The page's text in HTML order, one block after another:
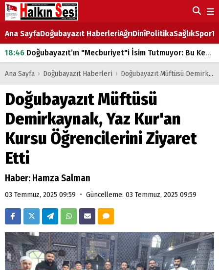
Ana SayfaDoğubayazıt HaberleriAğrıDinîPolitikaSağlıkSpor
18:46 Doğubayazıt’ın "Mecburiyet"i İsim Tutmuyor: Bu Kez de Mem u Zîn Oldu!
07:53Doğubayazıt’ta Ekmek Fiyatlarına Zam
Doğubayazıt'ta çocukların sırtındaki ağır yük
07:00 DEVLET ve HÜKÜMET
18:29ÇARŞI CADDESİ YAZ BOZ TAHTASI
Ana Sayfa › Doğubayazıt Haberleri › Doğubayazıt Müftüsü Demirkaynak, Yaz Kur'an Kursu Öğrencilerini Ziyaret Etti
Doğubayazıt Müftüsü
Demirkaynak, Yaz Kur'an
Kursu Öğrencilerini Ziyaret
Etti
Haber: Hamza Salman
03 Temmuz, 2025 09:59 • Güncelleme: 03 Temmuz, 2025 09:59